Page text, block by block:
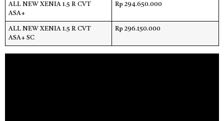
ALL NEW XENIA 1.5 R CVT
ASA+
Rp 294.650.000
ALL NEW XENIA 1.5 R CVT
ASA+ SC
Rp 296.150.000